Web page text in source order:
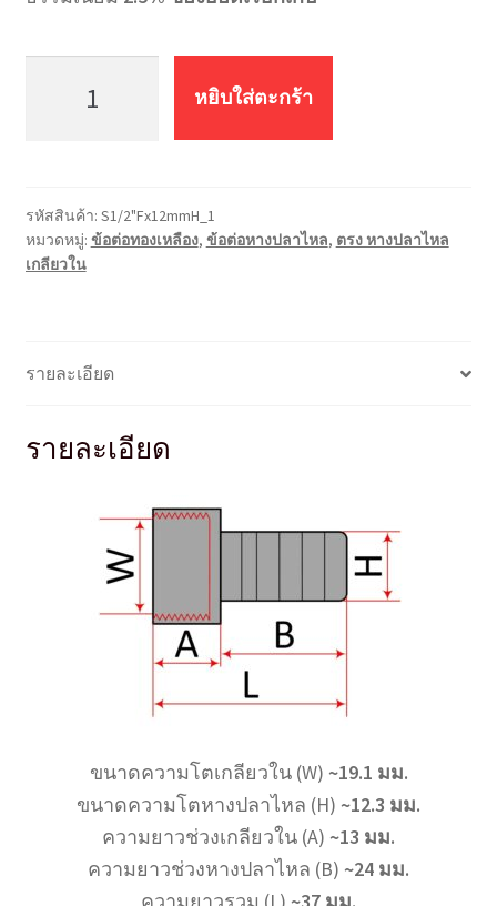
เกลียว
ใน
S1/2"Fx12mmH
หยิบใส่ตะกร้า
รหัสสินค้า: S1/2"Fx12mmH_1
หมวดหมู่: ข้อต่อทองเหลือง, ข้อต่อหางปลาไหล, ตรง หางปลาไหล
เกลียวใน
รายละเอียด
รายละเอียด
ขนาดความโตเกลียวใน (W) ~19.1 มม.
ขนาดความโตหางปลาไหล (H) ~12.3 มม.
ความยาวช่วงเกลียวใน (A) ~13 มม.
ความยาวช่วงหางปลาไหล (B) ~24 มม.
ความยาวรวม (L) ~37 มม.